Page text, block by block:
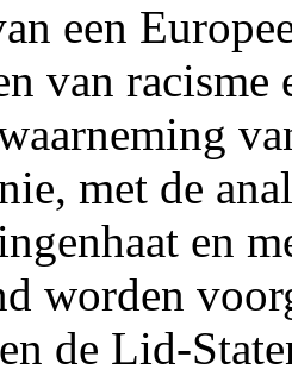
een
van racisme
met de
en
worden
de Lid-